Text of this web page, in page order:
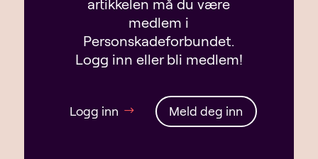
artikkelen må du være
medlem i
Personskadeforbundet.
Logg inn eller bli medlem!
Logg inn Meld deg inn